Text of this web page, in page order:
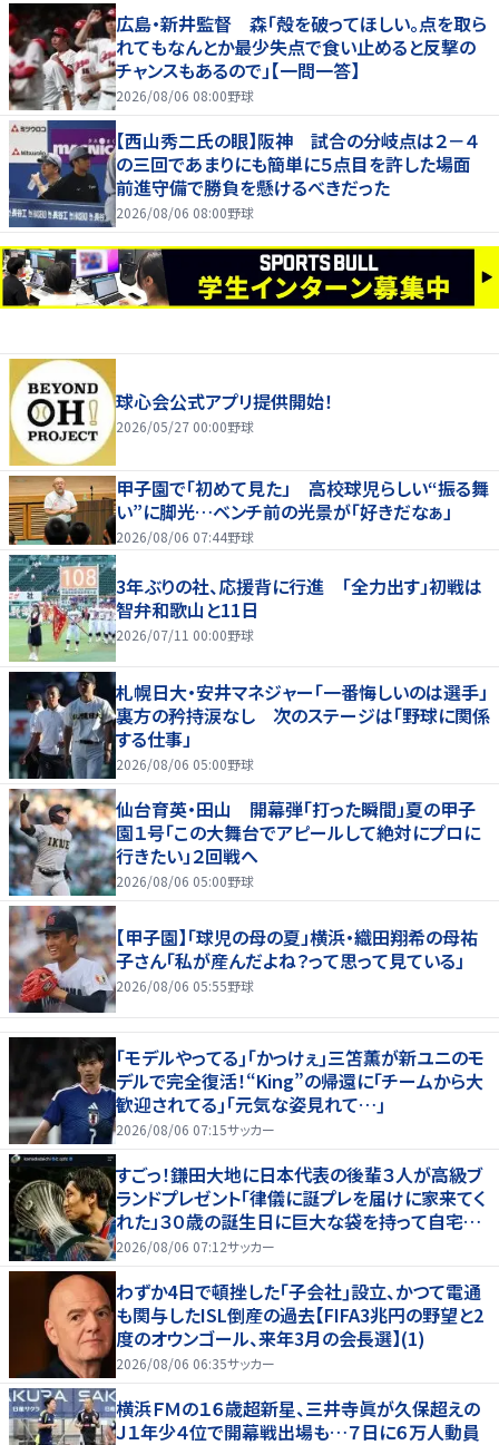
広島・新井監督 森「殻を破ってほしい。点を取ら
れてもなんとか最少失点で食い止めると反撃の
チャンスもあるので」【一問一答】
2026/08/06 08:00野球
【西山秀二氏の眼】阪神 試合の分岐点は２－４
の三回であまりにも簡単に５点目を許した場面
前進守備で勝負を懸けるべきだった
2026/08/06 08:00野球
球心会公式アプリ提供開始！
2026/05/27 00:00野球
甲子園で「初めて見た」 高校球児らしい“振る舞
い”に脚光…ベンチ前の光景が「好きだなぁ」
2026/08/06 07:44野球
3年ぶりの社、応援背に行進 「全力出す」初戦は
智弁和歌山と11日
2026/07/11 00:00野球
札幌日大・安井マネジャー「一番悔しいのは選手」
裏方の矜持涙なし 次のステージは「野球に関係
する仕事」
2026/08/06 05:00野球
仙台育英・田山 開幕弾「打った瞬間」夏の甲子
園１号「この大舞台でアピールして絶対にプロに
行きたい」２回戦へ
2026/08/06 05:00野球
【甲子園】「球児の母の夏」横浜・織田翔希の母祐
子さん「私が産んだよね？って思って見ている」
2026/08/06 05:55野球
｢モデルやってる｣｢かっけぇ｣三笘薫が新ユニのモ
デルで完全復活！“King”の帰還に｢チームから大
歓迎されてる｣｢元気な姿見れて…｣
2026/08/06 07:15サッカー
すごっ！鎌田大地に日本代表の後輩３人が高級ブ
ランドプレゼント「律儀に誕プレを届けに家来てく
れた」３０歳の誕生日に巨大な袋を持って自宅訪
問
2026/08/06 07:12サッカー
わずか4日で頓挫した｢子会社｣設立、かつて電通
も関与したISL倒産の過去【FIFA3兆円の野望と2
度のオウンゴール、来年3月の会長選】(1)
2026/08/06 06:35サッカー
横浜ＦＭの１６歳超新星、三井寺眞が久保超えの
Ｊ１年少４位で開幕戦出場も…７日に６万人動員